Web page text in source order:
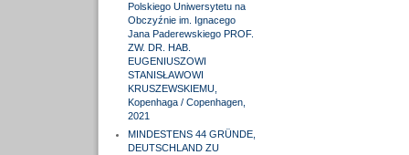
Polskiego Uniwersytetu na
Obczyźnie im. Ignacego
Jana Paderewskiego PROF.
ZW. DR. HAB.
EUGENIUSZOWI
STANISŁAWOWI
KRUSZEWSKIEMU,
Kopenhaga / Copenhagen,
2021
MINDESTENS 44 GRÜNDE,
DEUTSCHLAND ZU